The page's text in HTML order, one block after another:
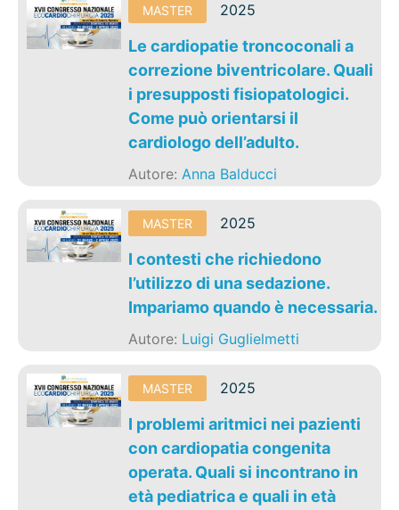
MASTER 2025
Le cardiopatie troncoconali a
correzione biventricolare. Quali
i presupposti fisiopatologici.
Come può orientarsi il
cardiologo dell’adulto.
Autore:Anna Balducci
MASTER 2025
I contesti che richiedono
l’utilizzo di una sedazione.
Impariamo quando è necessaria.
Autore: Luigi Guglielmetti
MASTER 2025
I problemi aritmici nei pazienti
con cardiopatia congenita
operata. Quali si incontrano in
età pediatrica e quali in età